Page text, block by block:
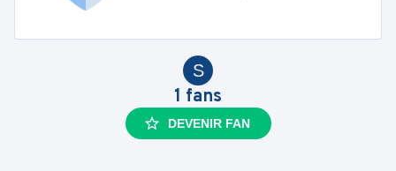
S
1 fans
DEVENIR FAN